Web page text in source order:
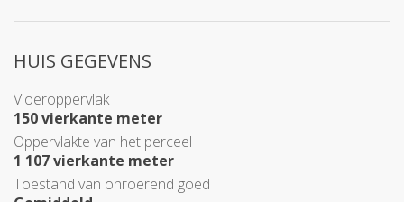
HUIS GEGEVENS
Vloeroppervlak
150 vierkante meter
Oppervlakte van het perceel
1 107 vierkante meter
Toestand van onroerend goed